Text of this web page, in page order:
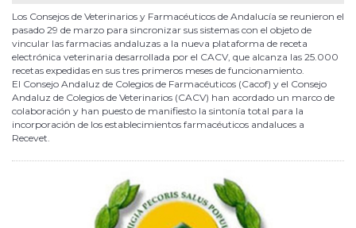
Los Consejos de Veterinarios y Farmacéuticos de Andalucía se reunieron el
pasado 29 de marzo para sincronizar sus sistemas con el objeto de
vincular las farmacias andaluzas a la nueva plataforma de receta
electrónica veterinaria desarrollada por el CACV, que alcanza las 25.000
recetas expedidas en sus tres primeros meses de funcionamiento.
El Consejo Andaluz de Colegios de Farmacéuticos (Cacof) y el Consejo
Andaluz de Colegios de Veterinarios (CACV) han acordado un marco de
colaboración y han puesto de manifiesto la sintonía total para la
incorporación de los establecimientos farmacéuticos andaluces a
Recevet.